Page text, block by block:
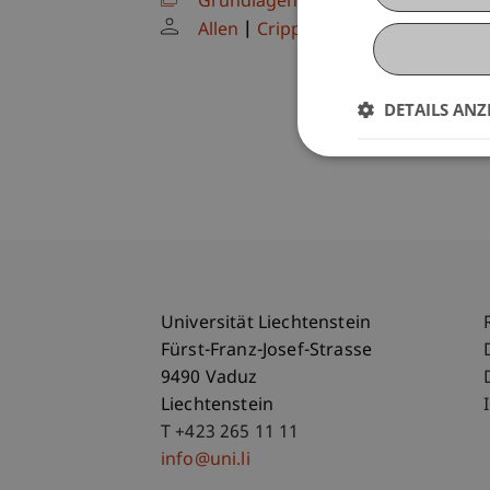
Allen
Crippa
Universität Liechtenstein
Fürst-Franz-Josef-Strasse
9490 Vaduz
Liechtenstein
T +423 265 11 11
info@uni.li
DETAILS